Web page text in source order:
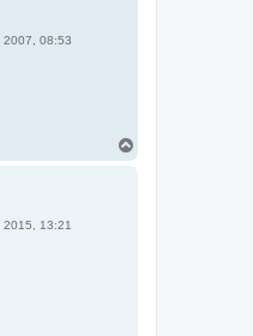
2007, 08:53
2015, 13:21